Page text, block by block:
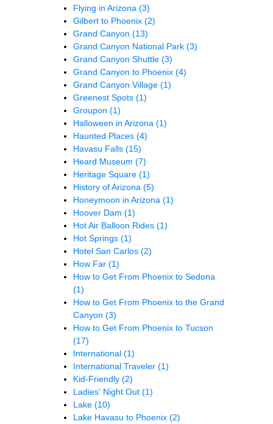
Flying in Arizona (3)
Gilbert to Phoenix (2)
Grand Canyon (13)
Grand Canyon National Park (3)
Grand Canyon Shuttle (3)
Grand Canyon to Phoenix (4)
Grand Canyon Village (1)
Greenest Spots (1)
Groupon (1)
Halloween in Arizona (1)
Haunted Places (4)
Havasu Falls (15)
Heard Museum (7)
Heritage Square (1)
History of Arizona (5)
Honeymoon in Arizona (1)
Hoover Dam (1)
Hot Air Balloon Rides (1)
Hot Springs (1)
Hotel San Carlos (2)
How Far (1)
How to Get From Phoenix to Sedona
(1)
How to Get From Phoenix to the Grand
Canyon (3)
How to Get From Phoenix to Tucson
(17)
International (1)
International Traveler (1)
Kid-Friendly (2)
Ladies' Night Out (1)
Lake (10)
Lake Havasu to Phoenix (2)